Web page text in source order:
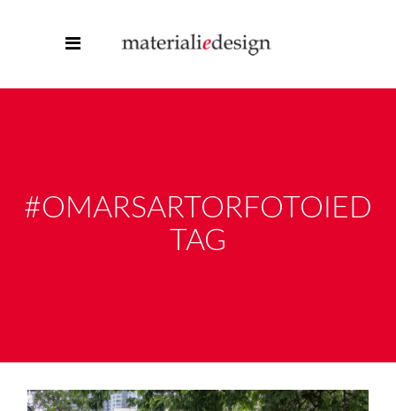
#OMARSARTORFOTOIED
TAG